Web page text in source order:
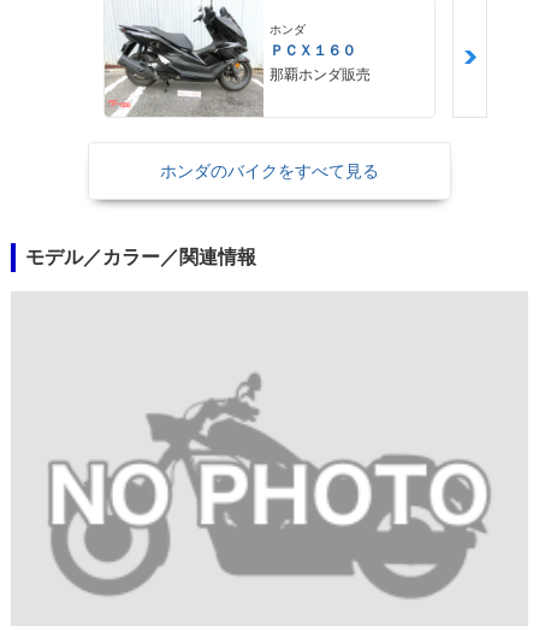
ホンダ
ＰＣＸ１６０
那覇ホンダ販売
ホンダのバイクをすべて見る
モデル／カラー／関連情報